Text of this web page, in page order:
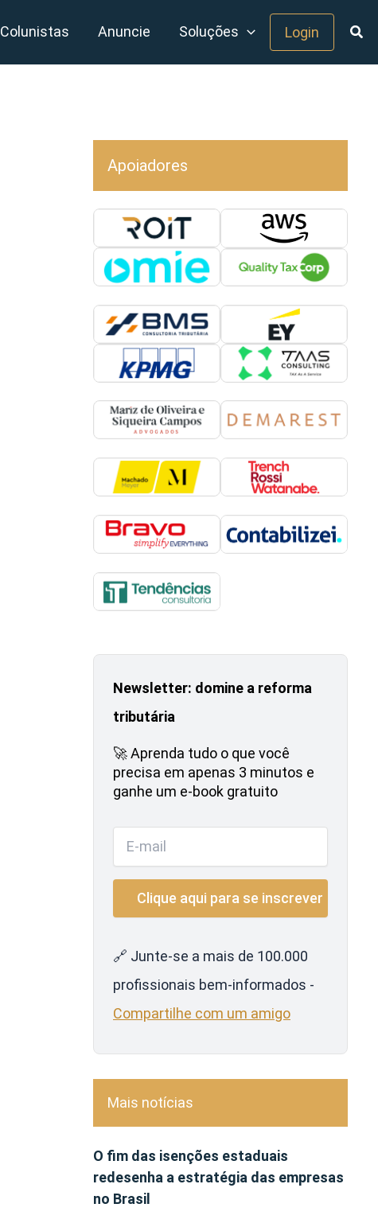
Colunistas Anuncie Soluções Login
Apoiadores
Newsletter: domine a reforma
tributária
🚀 Aprenda tudo o que você
precisa em apenas 3 minutos e
ganhe um e-book gratuito
🔗 Junte-se a mais de 100.000
profissionais bem-informados -
Compartilhe com um amigo
Mais notícias
O fim das isenções estaduais
redesenha a estratégia das empresas
no Brasil